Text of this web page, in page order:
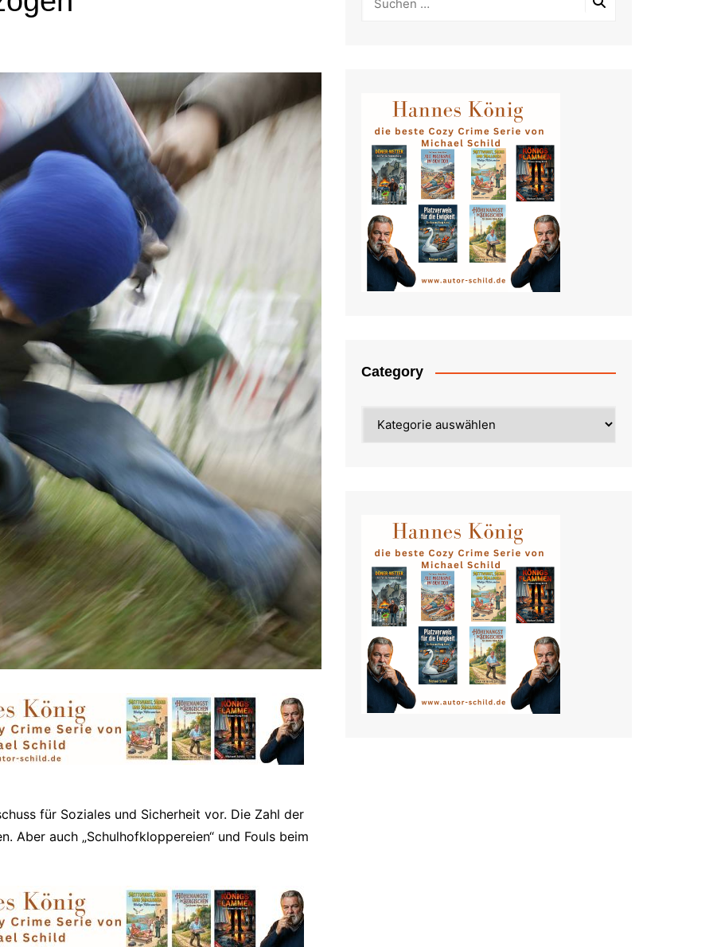
Hückeswagen
Jüchen
Kaarst
Kevelaer
Korschenbroich
Langenfeld, Monheim
Leichlingen
Leverkusen
Meerbusch
Mettmann, Erkrath, Wülfrath
Moers
Mönchengladbach
Neuss
Radevormwald
Ratingen
Remscheid
Rheinberg
Rommerskirchen
Solingen
Wesel
Wermelskirchen
Viersen
für Soziales und Sicherheit vor. Die Zahl der
Aber auch „Schulhofkloppereien“ und Fouls beim
Category